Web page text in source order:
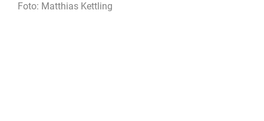
Foto: Matthias Kettling